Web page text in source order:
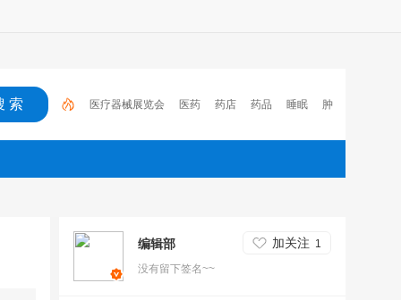
医疗器械展览会 医药 药店 药品 睡眠 肿
瘤 医保 电子处方流转平台 2023 心脑血管疾
病
编辑部 加关注 1
没有留下签名~~